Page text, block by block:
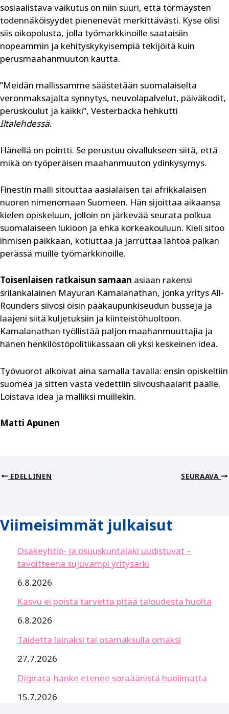
sosiaalistava vaikutus on niin suuri, että törmäysten
todennäköisyydet pienenevät merkittävästi. ­Kyse olisi
siis oikopolusta, jolla työmarkkinoille saataisiin
nopeammin ja kehityskykyisempiä tekijöitä kuin
perusmaahanmuuton kautta.
”Meidän mallissamme säästetään suomalaiselta
veronmaksajalta synnytys, neuvolapalvelut, päiväkodit,
peruskoulut ja kaikki”, Vesterbacka hehkutti
Iltalehdessä.
Hänellä on pointti. Se perustuu oivallukseen siitä, että
mikä on työperäisen maahanmuuton ydinkysymys.
Finestin malli sitouttaa aasialaisen tai afrikkalaisen
nuoren nimenomaan Suomeen. Hän sijoittaa aikaansa
kielen opiskeluun, jolloin on järkevää seurata polkua
suomalaiseen lukioon ja ehkä korkeakouluun. Kieli sitoo
ihmisen paikkaan, kotiuttaa ja jarruttaa lähtöä palkan
perässä muille työmarkkinoille.
Toisenlaisen ratkaisun samaan asiaan rakensi
srilankalainen Mayuran Kamalanathan, jonka yritys All-
Rounders siivosi öisin pääkaupunkiseudun busseja ja
laajeni siitä kuljetuksiin ja kiinteistöhuoltoon.
Kamalanathan työllistää paljon maahanmuuttajia ja
hänen henkilöstöpolitiikassaan oli yksi keskeinen idea.
Työvuorot alkoivat aina samalla tavalla: ensin opiskeltiin
suomea ja sitten vasta vedettiin siivoushaalarit päälle.
Loistava idea ja malliksi muillekin.
Matti Apunen
EDELLINEN SEURAAVA
Viimeisimmät julkaisut
Osakeyhtiö- ja osuuskuntalaki uudistuvat –
tavoitteena sujuvampi yritysarki
6.8.2026
Kasvu ei poista tarvetta pitää taloudesta huolta
6.8.2026
Taidetta lainaksi tai osamaksulla omaksi
27.7.2026
Digirata-hanke etenee soraäänistä huolimatta
15.7.2026